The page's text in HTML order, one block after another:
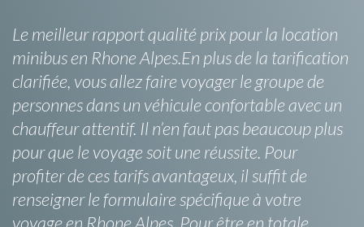
Le meilleur rapport qualité prix pour la location
minibus en Rhone Alpes.En plus de la tarification
clarifiée, vous allez faire voyager le groupe de
personnes dans un véhicule confortable avec un
chauffeur attentif. Il n’en faut pas beaucoup plus
pour que le voyage soit une réussite. Pour
profiter de ces tarifs avantageux, il suffit de
renseigner le formulaire spécifique à votre
voyage en Rhone Alpes. Pour être en totale